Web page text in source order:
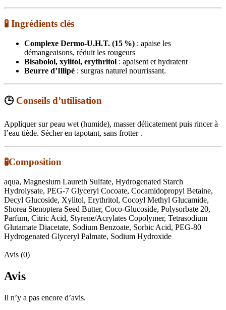
🧪 Ingrédients clés
Complexe Dermo‑U.H.T. (15 %) : apaise les
démangeaisons, réduit les rougeurs
Bisabolol, xylitol, erythritol : apaisent et hydratent
Beurre d’Illipé : surgras naturel nourrissant.
🕒 Conseils d’utilisation
Appliquer sur peau wet (humide), masser délicatement puis rincer à
l’eau tiède. Sécher en tapotant, sans frotter.
🧪Composition
aqua, Magnesium Laureth Sulfate, Hydrogenated Starch
Hydrolysate, PEG-7 Glyceryl Cocoate, Cocamidopropyl Betaine,
Decyl Glucoside, Xylitol, Erythritol, Cocoyl Methyl Glucamide,
Shorea Stenoptera Seed Butter, Coco-Glucoside, Polysorbate 20,
Parfum, Citric Acid, Styrene/Acrylates Copolymer, Tetrasodium
Glutamate Diacetate, Sodium Benzoate, Sorbic Acid, PEG-80
Hydrogenated Glyceryl Palmate, Sodium Hydroxide
Avis (0)
Avis
Il n’y a pas encore d’avis.